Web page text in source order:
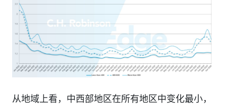
从地域上看，中西部地区在所有地区中变化最小，